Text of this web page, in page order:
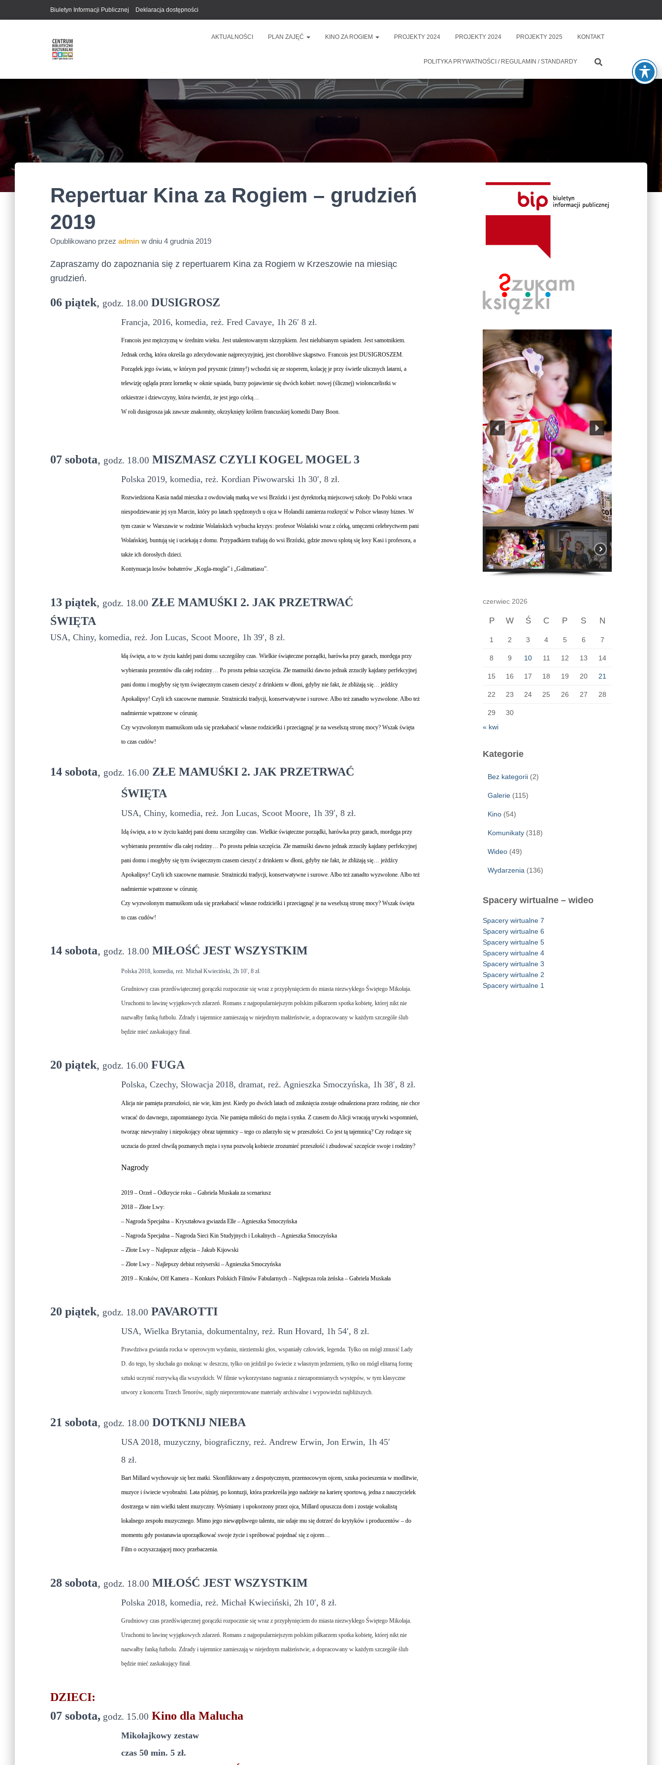
Biuletyn Informacji Publicznej Deklaracja dostępności
AKTUALNOŚCI PLAN ZAJĘĆ KINO ZA ROGIEM PROJEKTY 2024 PROJEKTY 2024 PROJEKTY 2025 KONTAKT
POLITYKA PRYWATNOŚCI / REGULAMIN / STANDARDY
Repertuar Kina za Rogiem – grudzień
2019
Opublikowano przez admin w dniu 4 grudnia 2019
Zapraszamy do zapoznania się z repertuarem Kina za Rogiem w Krzeszowie na miesiąc
grudzień.
06 piątek, godz. 18.00 DUSIGROSZ
Francja, 2016, komedia, reż. Fred Cavaye, 1h 26′ 8 zł.
Francois jest mężczyzną w średnim wieku. Jest utalentowanym skrzypkiem. Jest nielubianym sąsiadem. Jest samotnikiem.
Jednak cechą, która określa go zdecydowanie najprecyzyjniej, jest chorobliwe skąpstwo. Francois jest DUSIGROSZEM.
Porządek jego świata, w którym pod prysznic (zimny!) wchodzi się ze stoperem, kolację je przy świetle ulicznych latarni, a
telewizję ogląda przez lornetkę w oknie sąsiada, burzy pojawienie się dwóch kobiet: nowej (ślicznej) wiolonczelistki w
orkiestrze i dziewczyny, która twierdzi, że jest jego córką…
W roli dusigrosza jak zawsze znakomity, okrzyknięty królem francuskiej komedii Dany Boon.
07 sobota, godz. 18.00 MISZMASZ CZYLI KOGEL MOGEL 3
Polska 2019, komedia, reż. Kordian Piwowarski 1h 30′, 8 zł.
Rozwiedziona Kasia nadal mieszka z owdowiałą matką we wsi Brzózki i jest dyrektorką miejscowej szkoły. Do Polski wraca
niespodziewanie jej syn Marcin, który po latach spędzonych u ojca w Holandii zamierza rozkręcić w Polsce własny biznes. W
tym czasie w Warszawie w rodzinie Wolańskich wybucha kryzys: profesor Wolański wraz z córką, umęczeni celebryctwem pani
Wolańskiej, buntują się i uciekają z domu. Przypadkiem trafiają do wsi Brzózki, gdzie znowu splotą się losy Kasi i profesora, a
także ich dorosłych dzieci.
Kontynuacja losów bohaterów „Kogla-mogla” i „Galimatiasu”.
13 piątek, godz. 18.00 ZŁE MAMUŚKI 2. JAK PRZETRWAĆ
ŚWIĘTA
USA, Chiny, komedia, reż. Jon Lucas, Scoot Moore, 1h 39′, 8 zł.
Idą święta, a to w życiu każdej pani domu szczególny czas. Wielkie świąteczne porządki, harówka przy garach, mordęga przy
wybieraniu prezentów dla całej rodziny… Po prostu pełnia szczęścia. Złe mamuśki dawno jednak zrzuciły kajdany perfekcyjnej
pani domu i mogłyby się tym świątecznym czasem cieszyć z drinkiem w dłoni, gdyby nie fakt, że zbliżają się… jeźdźcy
Apokalipsy! Czyli ich szacowne mamusie. Strażniczki tradycji, konserwatywne i surowe. Albo też zanadto wyzwolone. Albo też
nadmiernie wpatrzone w córunię.
Czy wyzwolonym mamuśkom uda się przekabacić własne rodzicielki i przeciągnąć je na weselszą stronę mocy? Wszak święta
to czas cudów!
14 sobota, godz. 16.00 ZŁE MAMUŚKI 2. JAK PRZETRWAĆ
ŚWIĘTA
USA, Chiny, komedia, reż. Jon Lucas, Scoot Moore, 1h 39′, 8 zł.
Idą święta, a to w życiu każdej pani domu szczególny czas. Wielkie świąteczne porządki, harówka przy garach, mordęga przy
wybieraniu prezentów dla całej rodziny… Po prostu pełnia szczęścia. Złe mamuśki dawno jednak zrzuciły kajdany perfekcyjnej
pani domu i mogłyby się tym świątecznym czasem cieszyć z drinkiem w dłoni, gdyby nie fakt, że zbliżają się… jeźdźcy
Apokalipsy! Czyli ich szacowne mamusie. Strażniczki tradycji, konserwatywne i surowe. Albo też zanadto wyzwolone. Albo też
nadmiernie wpatrzone w córunię.
Czy wyzwolonym mamuśkom uda się przekabacić własne rodzicielki i przeciągnąć je na weselszą stronę mocy? Wszak święta
to czas cudów!
14 sobota, godz. 18.00 MIŁOŚĆ JEST WSZYSTKIM
Polska 2018, komedia, reż. Michał Kwieciński, 2h 10′, 8 zł.
Grudniowy czas przedświątecznej gorączki rozpocznie się wraz z przypłynięciem do miasta niezwykłego Świętego Mikołaja.
Uruchomi to lawinę wyjątkowych zdarzeń. Romans z najpopularniejszym polskim piłkarzem spotka kobietę, której nikt nie
nazwałby fanką futbolu. Zdrady i tajemnice zamieszają w niejednym małżeństwie, a dopracowany w każdym szczególe ślub
będzie mieć zaskakujący finał.
20 piątek, godz. 16.00 FUGA
Polska, Czechy, Słowacja 2018, dramat, reż. Agnieszka Smoczyńska, 1h 38′, 8 zł.
Alicja nie pamięta przeszłości, nie wie, kim jest. Kiedy po dwóch latach od zniknięcia zostaje odnaleziona przez rodzinę, nie chce
wracać do dawnego, zapomnianego życia. Nie pamięta miłości do męża i synka. Z czasem do Alicji wracają urywki wspomnień,
tworząc niewyraźny i niepokojący obraz tajemnicy – tego co zdarzyło się w przeszłości. Co jest tą tajemnicą? Czy rodzące się
uczucia do przed chwilą poznanych męża i syna pozwolą kobiecie zrozumieć przeszłość i zbudować szczęście swoje i rodziny?
Nagrody
2019 – Orzeł – Odkrycie roku – Gabriela Muskała za scenariusz
2018 – Złote Lwy:
– Nagroda Specjalna – Kryształowa gwiazda Elle – Agnieszka Smoczyńska
– Nagroda Specjalna – Nagroda Sieci Kin Studyjnych i Lokalnych – Agnieszka Smoczyńska
– Złote Lwy – Najlepsze zdjęcia – Jakub Kijowski
– Złote Lwy – Najlepszy debiut reżyserski – Agnieszka Smoczyńska
2019 – Kraków, Off Kamera – Konkurs Polskich Filmów Fabularnych – Najlepsza rola żeńska – Gabriela Muskała
20 piątek, godz. 18.00 PAVAROTTI
USA, Wielka Brytania, dokumentalny, reż. Run Hovard, 1h 54′, 8 zł.
Prawdziwa gwiazda rocka w operowym wydaniu, nieziemski głos, wspaniały człowiek, legenda. Tylko on mógł zmusić Lady
D. do tego, by słuchała go moknąc w deszczu, tylko on jeździł po świecie z własnym jedzeniem, tylko on mógł elitarną formę
sztuki uczynić rozrywką dla wszystkich. W filmie wykorzystano nagrania z niezapomnianych występów, w tym klasyczne
utwory z koncertu Trzech Tenorów, nigdy nieprezentowane materiały archiwalne i wypowiedzi najbliższych.
21 sobota, godz. 18.00 DOTKNIJ NIEBA
USA 2018, muzyczny, biograficzny, reż. Andrew Erwin, Jon Erwin, 1h 45′
8 zł.
Bart Millard wychowuje się bez matki. Skonfliktowany z despotycznym, przemocowym ojcem, szuka pocieszenia w modlitwie,
muzyce i świecie wyobraźni. Lata później, po kontuzji, która przekreśla jego nadzieje na karierę sportową, jedna z nauczycielek
dostrzega w nim wielki talent muzyczny. Wyśmiany i upokorzony przez ojca, Millard opuszcza dom i zostaje wokalistą
lokalnego zespołu muzycznego. Mimo jego niewątpliwego talentu, nie udaje mu się dotrzeć do krytyków i producentów – do
momentu gdy postanawia uporządkować swoje życie i spróbować pojednać się z ojcem…
Film o oczyszczającej mocy przebaczenia.
28 sobota, godz. 18.00 MIŁOŚĆ JEST WSZYSTKIM
Polska 2018, komedia, reż. Michał Kwieciński, 2h 10′, 8 zł.
Grudniowy czas przedświątecznej gorączki rozpocznie się wraz z przypłynięciem do miasta niezwykłego Świętego Mikołaja.
Uruchomi to lawinę wyjątkowych zdarzeń. Romans z najpopularniejszym polskim piłkarzem spotka kobietę, której nikt nie
nazwałby fanką futbolu. Zdrady i tajemnice zamieszają w niejednym małżeństwie, a dopracowany w każdym szczególe ślub
będzie mieć zaskakujący finał.
DZIECI:
07 sobota, godz. 15.00 Kino dla Malucha
Mikołajkowy zestaw
czas 50 min. 5 zł.
czerwiec 2026
P W Ś C P S N
1 2 3 4 5 6 7
8 9 10 11 12 13 14
15 16 17 18 19 20 21
22 23 24 25 26 27 28
29
30
« kwi
Kategorie
Bez kategorii(2)
Galerie(115)
Kino(54)
Komunikaty(318)
Wideo(49)
Wydarzenia(136)
Spacery wirtualne – wideo
Spacery wirtualne 7
Spacery wirtualne 6
Spacery wirtualne 5
Spacery wirtualne 4
Spacery wirtualne 3
Spacery wirtualne 2
Spacery wirtualne 1